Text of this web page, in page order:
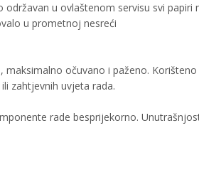
u ovlaštenom servisu svi papiri
u prometnoj nesreći
očuvano i paženo.
zahtjevnih uvjeta rada.
rade besprijekorno.